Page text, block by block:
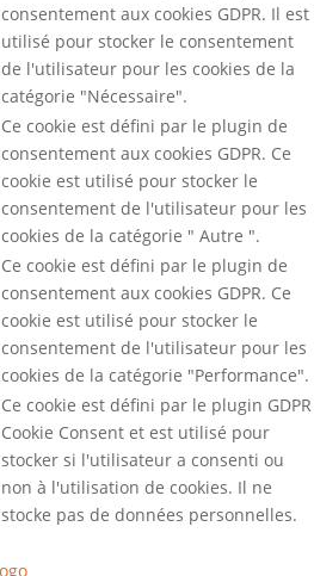
consentement aux cookies GDPR. Il est
utilisé pour stocker le consentement
de l'utilisateur pour les cookies de la
catégorie "Nécessaire".
Ce cookie est défini par le plugin de
consentement aux cookies GDPR. Ce
cookie est utilisé pour stocker le
consentement de l'utilisateur pour les
cookies de la catégorie " Autre ".
Ce cookie est défini par le plugin de
consentement aux cookies GDPR. Ce
cookie est utilisé pour stocker le
consentement de l'utilisateur pour les
cookies de la catégorie "Performance".
Ce cookie est défini par le plugin GDPR
Cookie Consent et est utilisé pour
stocker si l'utilisateur a consenti ou
non à l'utilisation de cookies. Il ne
stocke pas de données personnelles.